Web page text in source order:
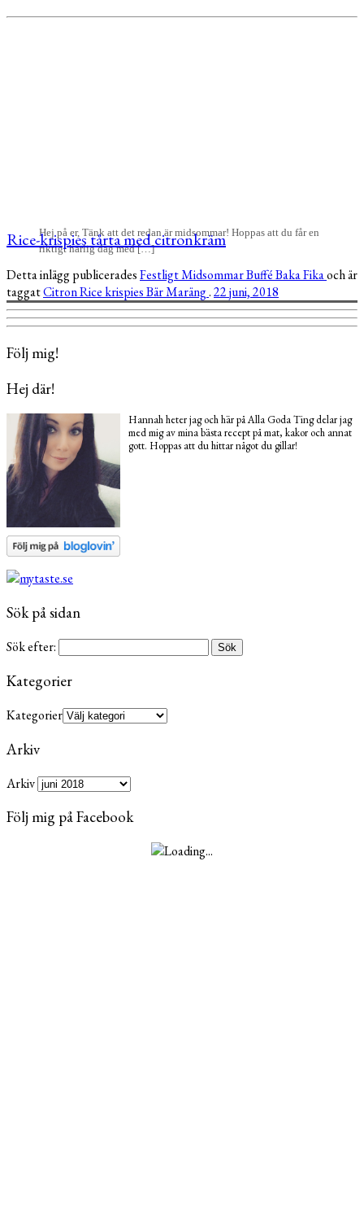
Hej på er, Tänk att det redan är midsommar! Hoppas att du får en
riktigt härlig dag med […]
Rice-krispies tårta med citronkräm
Detta inlägg publiceradesFestligtMidsommarBufféBakaFikaoch är
taggatCitronRice krispiesBärMaräng.22 juni, 2018
Följ mig!
Hej där!
Hannah heter jag och här på Alla Goda Ting delar jag
med mig av mina bästa recept på mat, kakor och annat
gott. Hoppas att du hittar något du gillar!
Sök på sidan
Sök efter:
Kategorier
Kategorier
Arkiv
Arkiv
Följ mig på Facebook